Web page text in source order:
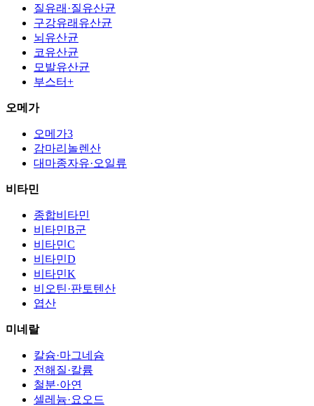
질유래·질유산균
구강유래유산균
뇌유산균
코유산균
모발유산균
부스터+
오메가
오메가3
감마리놀렌산
대마종자유·오일류
비타민
종합비타민
비타민B군
비타민C
비타민D
비타민K
비오틴·판토텐산
엽산
미네랄
칼슘·마그네슘
전해질·칼륨
철분·아연
셀레늄·요오드